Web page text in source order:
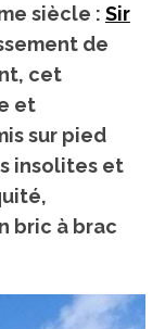
siècle : Sir
de
cet
et
sur pied
insolites et
bric à brac